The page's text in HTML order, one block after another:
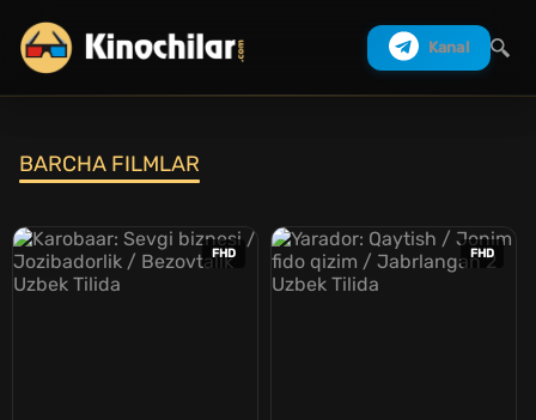
Kanal
BARCHA FILMLAR
FHD FHD